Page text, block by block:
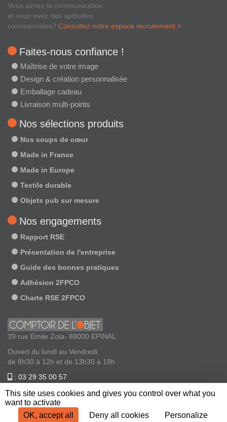
Vous aimez la communication
et vous avez des aptitudes
commerciales? Consultez notre espace recrutement >
Faites-nous confiance !
Maîtrise de votre image
Design & création personnalisée
Emballage cadeau
Livraison multi-points
Nos sélections produits
Nos coups de cœur
Made in France
Made in Europe
Textile durable
Objets pub sur mesure
Nos engagements
Rapport RSE
Présentation de l'entreprise
Guide des bonnes pratiques
Adhésion 2FPCO
Charte RSE 2FPCO
39 rue Emile Zola- 88000 EPINAL
Ouvert du lundi au Vendredi
de 8h30 à 12h et de 13h30 à 19h
: 03 29 35 00 57
This site uses cookies and gives you control over what you
want to activate
OK, accept all
Deny all cookies Personalize